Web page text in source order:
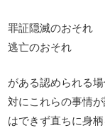
罪証隠滅のおそれ
逃亡のおそれ
がある認められる
対にこれらの事情
はできず直ちに身